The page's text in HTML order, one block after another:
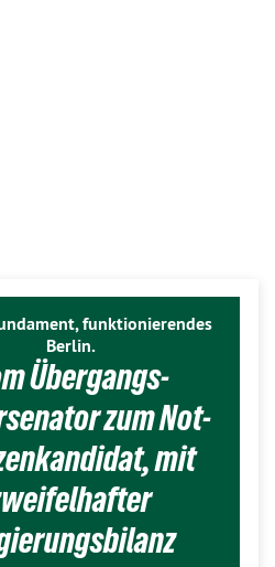
funktionierendes
Berlin.
Übergangs-
zum Not-
mit